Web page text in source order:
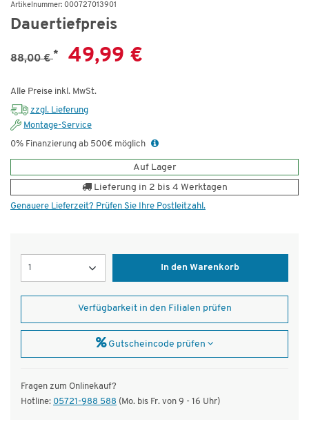
Artikelnummer: 000727013901
Dauertiefpreis
88,00 €* 49,99 €
Alle Preise inkl. MwSt.
zzgl. Lieferung
Montage-Service
0% Finanzierung ab 500€ möglich
Auf Lager
Lieferung in 2 bis 4 Werktagen
Genauere Lieferzeit? Prüfen Sie Ihre Postleitzahl.
In den Warenkorb
Verfügbarkeit in den Filialen prüfen
Gutscheincode prüfen
Fragen zum Onlinekauf?
Hotline: 05721-988 588 (Mo. bis Fr. von 9 - 16 Uhr)